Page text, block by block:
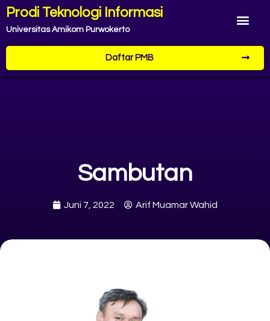
Prodi Teknologi Informasi
Universitas Amikom Purwokerto
Daftar PMB
Sambutan
Juni 7, 2022 Arif Muamar Wahid